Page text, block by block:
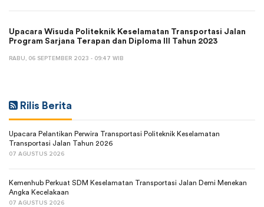
Upacara Wisuda Politeknik Keselamatan Transportasi Jalan
Program Sarjana Terapan dan Diploma III Tahun 2023
RABU, 06 SEPTEMBER 2023 - 09:47 WIB
Rilis Berita
Upacara Pelantikan Perwira Transportasi Politeknik Keselamatan
Transportasi Jalan Tahun 2026
07 AGUSTUS 2026
Kemenhub Perkuat SDM Keselamatan Transportasi Jalan Demi Menekan
Angka Kecelakaan
07 AGUSTUS 2026